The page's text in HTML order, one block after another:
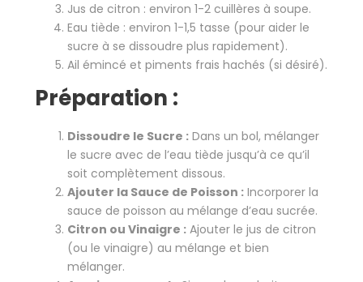
Jus de citron : environ 1-2 cuillères à soupe.
Eau tiède : environ 1-1,5 tasse (pour aider le
sucre à se dissoudre plus rapidement).
Ail émincé et piments frais hachés (si désiré).
Préparation :
Dissoudre le Sucre : Dans un bol, mélanger
le sucre avec de l’eau tiède jusqu’à ce qu’il
soit complètement dissous.
Ajouter la Sauce de Poisson : Incorporer la
sauce de poisson au mélange d’eau sucrée.
Citron ou Vinaigre : Ajouter le jus de citron
(ou le vinaigre) au mélange et bien
mélanger.